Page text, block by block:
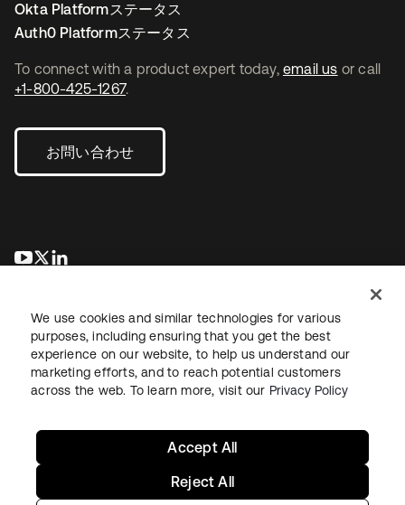
To connect with a product expert today, email us or call
+1-800-425-1267.
お問い合わせ
新しいタブで開く
新しいタブで開く
Okta Platformステータス
Auth0 Platformステータス
法務プライバシーポリシーサイト利用規約セキュリティ
We use cookies and similar technologies for various
purposes, including ensuring that you get the best
experience on our website, to help us understand our
marketing efforts, and to reach potential customers
across the web. To learn more, visit our Privacy Policy
Reject All
Accept All